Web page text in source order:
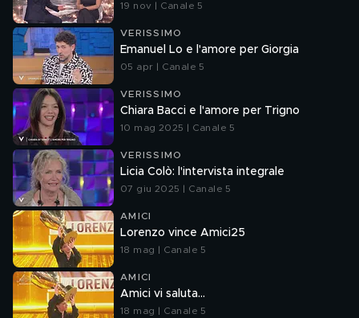
19 nov | Canale 5
VERISSIMO
Emanuel Lo e l'amore per Giorgia
05 apr | Canale 5
VERISSIMO
Chiara Bacci e l'amore per Trigno
10 mag 2025 | Canale 5
VERISSIMO
Licia Colò: l'intervista integrale
07 giu 2025 | Canale 5
AMICI
Lorenzo vince Amici25
18 mag | Canale 5
AMICI
Amici vi saluta...
18 mag | Canale 5